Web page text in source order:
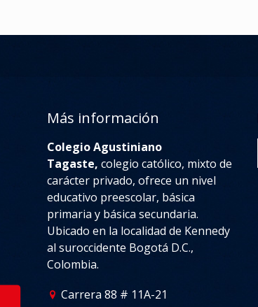
Más información
Colegio Agustiniano
Tagaste, colegio católico, mixto de
carácter privado, ofrece un nivel
educativo preescolar, básica
primaria y básica secundaria.
Ubicado en la localidad de Kennedy
al suroccidente Bogotá D.C.,
Colombia.
Carrera 88 # 11A-21